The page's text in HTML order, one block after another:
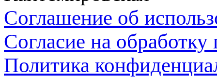
Соглашение об
Согласие на
Политика